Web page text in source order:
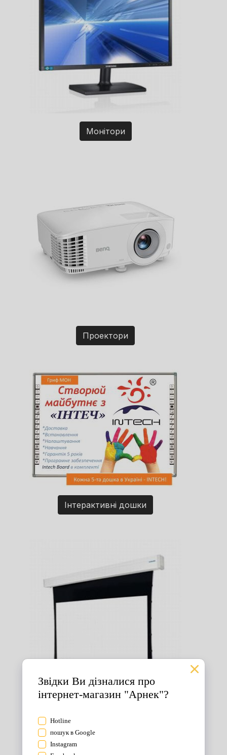
Монітори
Проектори
Інтерактивні дошки